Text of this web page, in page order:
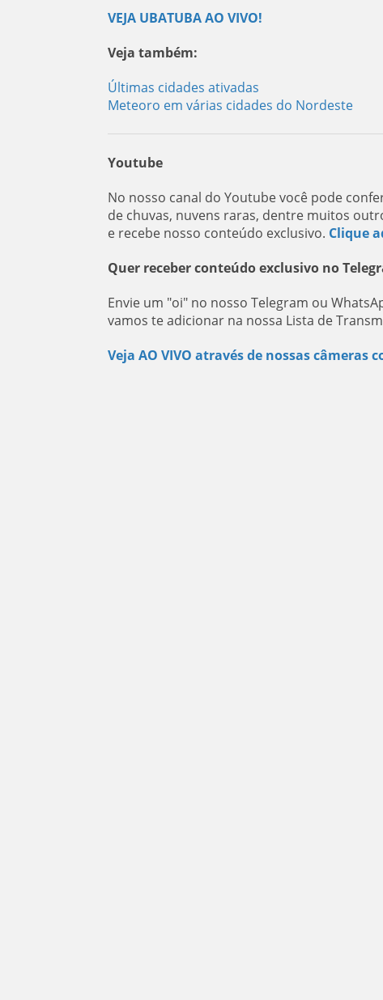
VEJA UBATUBA AO VIVO!
Veja também:
Últimas cidades ativadas
Meteoro em várias cidades do Nordeste
Youtube
No nosso canal do Youtube você pode
de chuvas, nuvens raras, dentre muitos
e recebe nosso conteúdo exclusivo. Clique
Quer receber conteúdo exclusivo no
Envie um "oi" no nosso Telegram ou
vamos te adicionar na nossa Lista de
Veja AO VIVO através de nossas câmeras